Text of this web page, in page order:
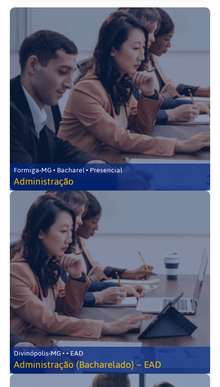
Formiga-MG • Bacharel • Presencial
Administração
Divinópolis-MG • • EAD
Administração (Bacharelado) – EAD